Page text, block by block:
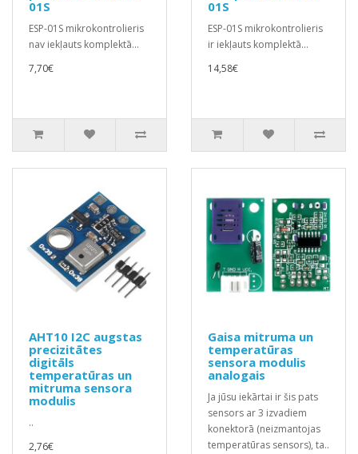
01S
ESP-01S mikrokontrolieris
nav iekļauts komplektā...
7,70€
01S
ESP-01S mikrokontrolieris
ir iekļauts komplektā...
14,58€
AHT10 I2C augstas
precizitātes
digitāls
temperatūras un
mitruma sensora
modulis
..
2,76€
Gaisa mitruma un
temperatūras
sensora modulis
analogais
Ja jūsu iekārtai ir šis pats
sensors ar 3 izvadiem
konektorā (neizmantojas
temperatūras sensors), ta..